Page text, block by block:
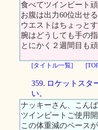
食べてツインビート頑
お腹は出力60位出せ
ウエストはちょっと
腕はどうしても手の
とにかく２週間目も
[タイトル一覧]
359. ロケットスタ
い。
ナッキーさん、こんば
ツインビートご使用
この体重減のペース